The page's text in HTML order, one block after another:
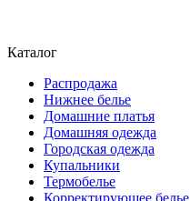
Каталог
Распродажа
Нижнее белье
Домашние платья
Домашняя одежда
Городская одежда
Купальники
Термобелье
Корректирующее белье